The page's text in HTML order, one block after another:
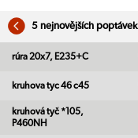
5 nejnovějších poptávek
rúra 20x7, E235+C
kruhova tyc 46 c45
kruhová tyč *105,
P460NH